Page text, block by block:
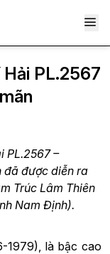
PL.2567
PL.2567 –
đã được diễn ra
Trúc Lâm Thiên
Nam Định).
1979), là bậc cao